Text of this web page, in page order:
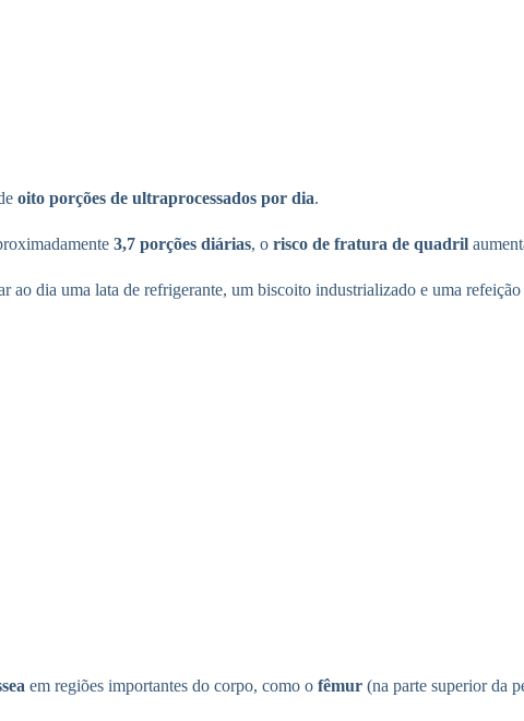
oito porções de ultraprocessados por dia.
3,7 porções diárias, o risco de fratura de quadril
ao dia uma lata de refrigerante, um biscoito industrializado e uma
em regiões importantes do corpo, como o fêmur (na parte superior da